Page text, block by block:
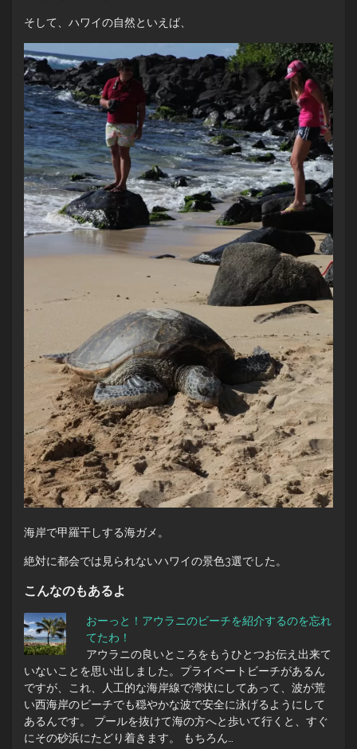
そして、ハワイの自然といえば、
海岸で甲羅干しする海ガメ。
絶対に都会では見られないハワイの景色3選でした。
こんなのもあるよ
おーっと！アウラニのビーチを紹介するのを忘れ
てたわ！
アウラニの良いところをもうひとつお伝え出来て
いないことを思い出しました。プライベートビーチがあるん
ですが、これ、人工的な海岸線で湾状にしてあって、波が荒
い西海岸のビーチでも穏やかな波で安全に泳げるようにして
あるんです。 プールを抜けて海の方へと歩いて行くと、すぐ
にその砂浜にたどり着きます。 もちろん…